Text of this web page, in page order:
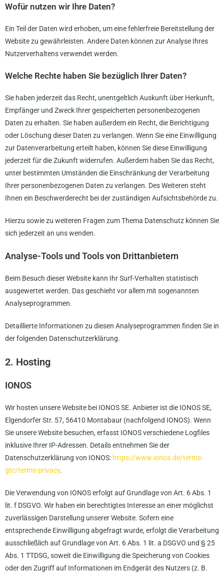
Wofür nutzen wir Ihre Daten?
Ein Teil der Daten wird erhoben, um eine fehlerfreie Bereitstellung der
Website zu gewährleisten. Andere Daten können zur Analyse Ihres
Nutzerverhaltens verwendet werden.
Welche Rechte haben Sie bezüglich Ihrer Daten?
Sie haben jederzeit das Recht, unentgeltlich Auskunft über Herkunft,
Empfänger und Zweck Ihrer gespeicherten personenbezogenen
Daten zu erhalten. Sie haben außerdem ein Recht, die Berichtigung
oder Löschung dieser Daten zu verlangen. Wenn Sie eine Einwilligung
zur Datenverarbeitung erteilt haben, können Sie diese Einwilligung
jederzeit für die Zukunft widerrufen. Außerdem haben Sie das Recht,
unter bestimmten Umständen die Einschränkung der Verarbeitung
Ihrer personenbezogenen Daten zu verlangen. Des Weiteren steht
Ihnen ein Beschwerderecht bei der zuständigen Aufsichtsbehörde zu.
Hierzu sowie zu weiteren Fragen zum Thema Datenschutz können Sie
sich jederzeit an uns wenden.
Analyse-Tools und Tools von Dritt­anbietern
Beim Besuch dieser Website kann Ihr Surf-Verhalten statistisch
ausgewertet werden. Das geschieht vor allem mit sogenannten
Analyseprogrammen.
Detaillierte Informationen zu diesen Analyseprogrammen finden Sie in
der folgenden Datenschutzerklärung.
2. Hosting
IONOS
Wir hosten unsere Website bei IONOS SE. Anbieter ist die IONOS SE,
Elgendorfer Str. 57, 56410 Montabaur (nachfolgend IONOS). Wenn
Sie unsere Website besuchen, erfasst IONOS verschiedene Logfiles
inklusive Ihrer IP-Adressen. Details entnehmen Sie der
Datenschutzerklärung von IONOS: https://www.ionos.de/terms-
gtc/terms-privacy.
Die Verwendung von IONOS erfolgt auf Grundlage von Art. 6 Abs. 1
lit. f DSGVO. Wir haben ein berechtigtes Interesse an einer möglichst
zuverlässigen Darstellung unserer Website. Sofern eine
entsprechende Einwilligung abgefragt wurde, erfolgt die Verarbeitung
ausschließlich auf Grundlage von Art. 6 Abs. 1 lit. a DSGVO und § 25
Abs. 1 TTDSG, soweit die Einwilligung die Speicherung von Cookies
oder den Zugriff auf Informationen im Endgerät des Nutzers (z. B.